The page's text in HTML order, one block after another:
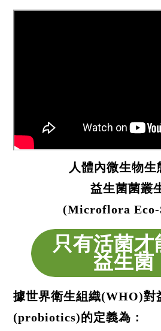
人體內微生物生
益生菌菌叢
(Microflora Eco-
只有活菌才
益生菌
據世界衛生組織(WHO)對
(probiotics)的定義為：